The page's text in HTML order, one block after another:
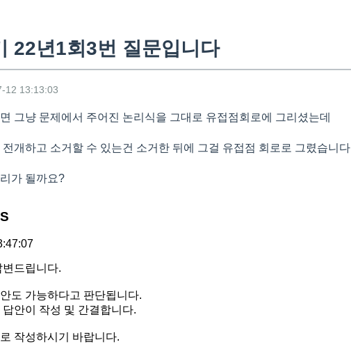
22년1회3번 질문입니다
12 13:13:03
그냥 문제에서 주어진 논리식을 그대로 유접점회로에 그리셨는데
개하고 소거할 수 있는건 소거한 뒤에 그걸 유접점 회로로 그렸습니다
가 될까요?
드립니다.
도 가능하다고 판단됩니다.
안이 작성 및 간결합니다.
작성하시기 바랍니다.